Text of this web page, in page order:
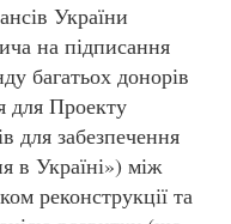
України
на підписання
багатьох донорів
для Проекту
для забезпечення
в Україні») між
реконструкції та